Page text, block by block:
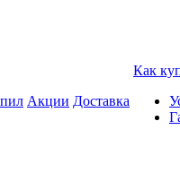
Акции Доставка
Как